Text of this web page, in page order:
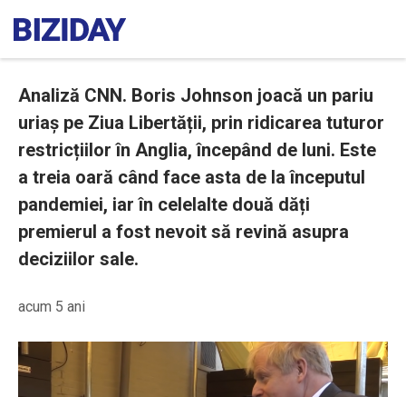
Analiză CNN. Boris Johnson joacă un pariu
uriaș pe Ziua Libertății, prin ridicarea tuturor
restricțiilor în Anglia, începând de luni. Este
a treia oară când face asta de la începutul
pandemiei, iar în celelalte două dăți
premierul a fost nevoit să revină asupra
deciziilor sale.
acum 5 ani